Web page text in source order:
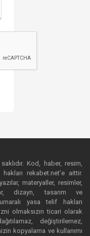
Kod, haber, resim,
rekabet.net’e aittir.
materyaller, resimler,
dizayn, tasarım ve
yasa telif hakları
olmaksızın ticari olarak
değiştirilemez,
kopyalama ve kullanımı